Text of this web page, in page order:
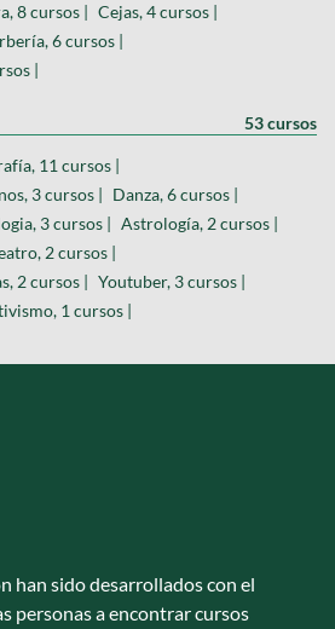
8 cursos | Cejas, 4 cursos |
6 cursos |
|
53 cursos
11 cursos |
3 cursos | Danza, 6 cursos |
3 cursos | Astrología, 2 cursos |
2 cursos |
2 cursos | Youtuber, 3 cursos |
1 cursos |
han sido desarrollados con el
personas a encontrar cursos